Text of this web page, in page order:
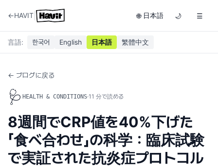
←HAVIT 🌐 日本語 🌙 ☰
言語: 한국어 English 日本語 繁體中文
← ブログに戻る
🩺 HEALTH & CONDITIONS·11 分で読める
8週間でCRP値を40%下げた
「食べ合わせ」の科学：臨床試験
で実証された抗炎症プロトコル